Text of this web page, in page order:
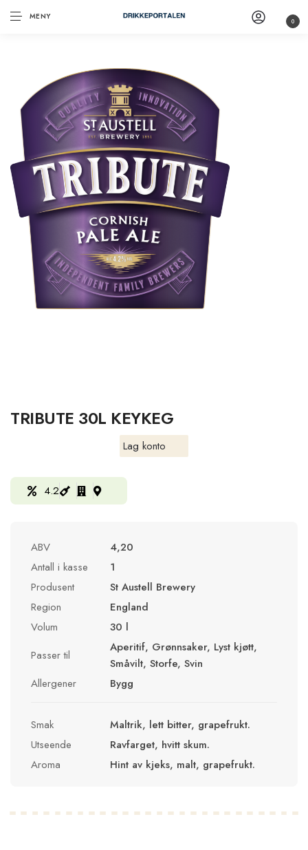
MENY 0
TRIBUTE 30L KEYKEG
Lag konto
4.2
ABV
4,20
Antall i kasse
1
Produsent
St Austell Brewery
Region
England
Volum
30 l
Passer til
Aperitif, Grønnsaker, Lyst kjøtt,
Småvilt, Storfe, Svin
Allergener
Bygg
Smak
Maltrik, lett bitter, grapefrukt.
Utseende
Ravfarget, hvitt skum.
Aroma
Hint av kjeks, malt, grapefrukt.